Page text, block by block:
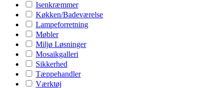
Isenkræmmer
Køkken/Badeværelse
Lampeforretning
Møbler
Miljø Løsninger
Mosaikgalleri
Sikkerhed
Tæppehandler
Værktøj